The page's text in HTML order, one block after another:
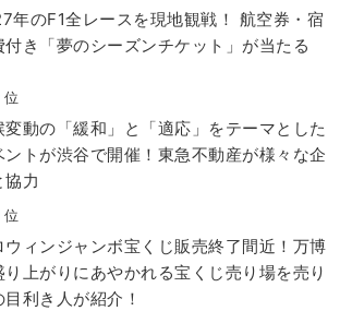
年のF1全レースを現地観戦！ 航空券・宿
付き「夢のシーズンチケット」が当たる
位
変動の「緩和」と「適応」をテーマとした
ントが渋谷で開催！東急不動産が様々な企
協力
位
ウィンジャンボ宝くじ販売終了間近！万博
り上がりにあやかれる宝くじ売り場を売り
目利き人が紹介！